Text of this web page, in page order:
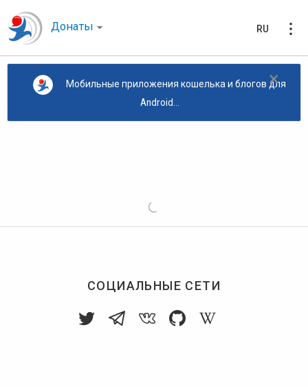
Донаты RU
×
Мобильные приложения кошелька и блогов для
Android...
СОЦИАЛЬНЫЕ СЕТИ